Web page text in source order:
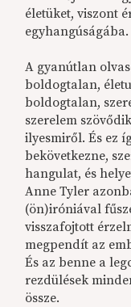
életüket, viszont
egyhangúságába.
A gyanútlan
boldogtalan,
boldogtalan,
szerelem
ilyesmiről. És ez
bekövetkezne,
hangulat, és
Anne Tyler
(ön)iróniával
visszafojtott
megpendít az
És az benne a
rezdülések
össze.